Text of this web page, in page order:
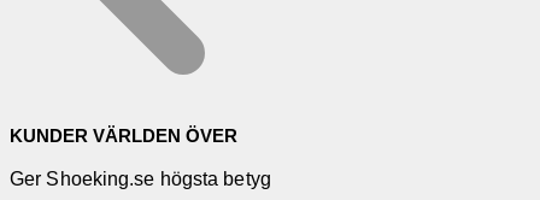
KUNDER VÄRLDEN ÖVER
Ger Shoeking.se högsta betyg